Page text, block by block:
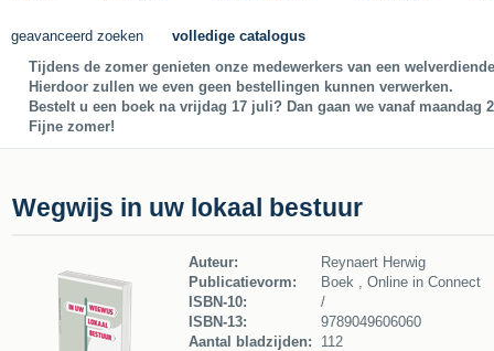
geavanceerd zoeken
volledige catalogus
Tijdens de zomer genieten onze medewerkers van een
Hierdoor zullen we even geen bestellingen kunnen verwerken.
Bestelt u een boek na vrijdag 17 juli? Dan gaan we vanaf
Fijne zomer!
Wegwijs in uw lokaal bestuur
Auteur:
Reynaert Herwig
Publicatievorm:
Boek , Online in Connect
ISBN-10:
/
ISBN-13:
9789049606060
Aantal bladzijden:
112